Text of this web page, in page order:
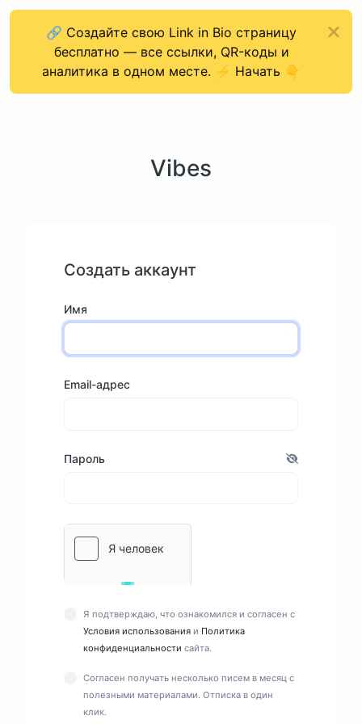
🔗 Создайте свою Link in Bio страницу
бесплатно — все ссылки, QR-коды и
аналитика в одном месте. ⚡ Начать 👇
Vibes
Создать аккаунт
Имя
Email-адрес
Пароль
Я подтверждаю, что ознакомился и согласен с
Условия использования и Политика
конфиденциальности сайта.
Согласен получать несколько писем в месяц с
полезными материалами. Отписка в один
клик.